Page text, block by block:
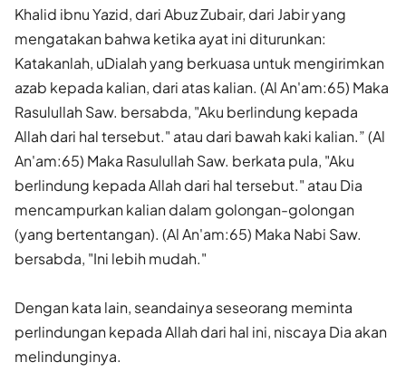
Khalid ibnu Yazid, dari Abuz Zubair, dari Jabir yang
mengatakan bahwa ketika ayat ini diturunkan:
Katakanlah, uDialah yang berkuasa untuk mengirimkan
azab kepada kalian, dari atas kalian. (Al An'am:65) Maka
Rasulullah Saw. bersabda, "Aku berlindung kepada
Allah dari hal tersebut." atau dari bawah kaki kalian.” (Al
An'am:65) Maka Rasulullah Saw. berkata pula, "Aku
berlindung kepada Allah dari hal tersebut." atau Dia
mencampurkan kalian dalam golongan-golongan
(yang bertentangan). (Al An'am:65) Maka Nabi Saw.
bersabda, "Ini lebih mudah."
Dengan kata lain, seandainya seseorang meminta
perlindungan kepada Allah dari hal ini, niscaya Dia akan
melindunginya.